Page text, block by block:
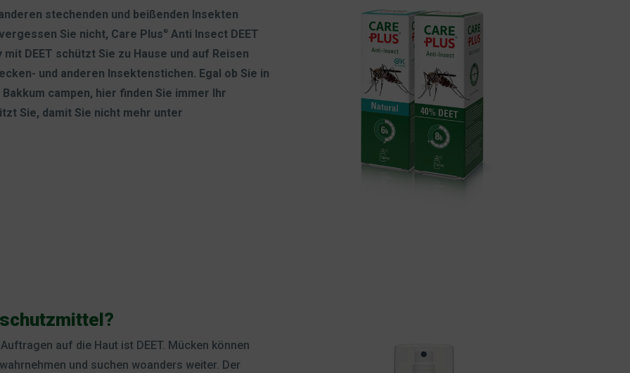
stechenden und beißenden Insekten
Sie nicht, Care Plus ® Anti Insect DEET
DEET schützt Sie zu Hause und auf Reisen
und anderen Insektenstichen. Egal ob Sie in
campen, hier finden Sie immer Ihr
Sie, damit Sie nicht mehr unter
auf die Haut ist DEET. Mücken können
und suchen woanders weiter. Der